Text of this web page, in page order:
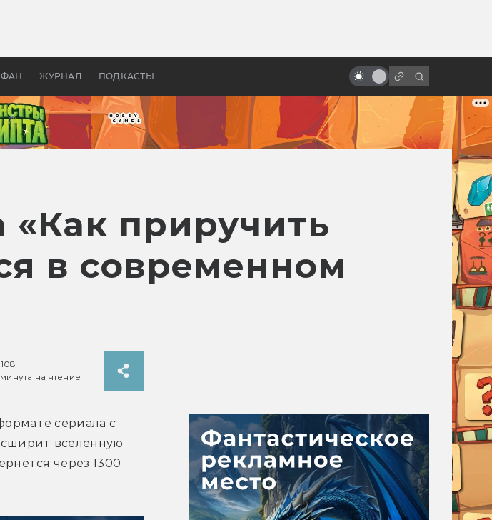
ФАН ЖУРНАЛ ПОДКАСТЫ
Древней Грецией
Фильмы на Хэллоуин: топ-10
приручить
в современном
минута на чтение
сериала с
вселенную
через 1300